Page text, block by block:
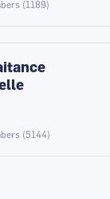
(1189)
(5144)